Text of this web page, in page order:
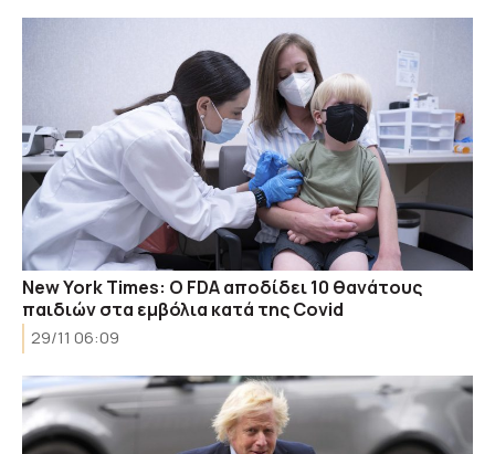
New York Times: Ο FDA αποδίδει 10 θανάτους
παιδιών στα εμβόλια κατά της Covid
29/11 06:09